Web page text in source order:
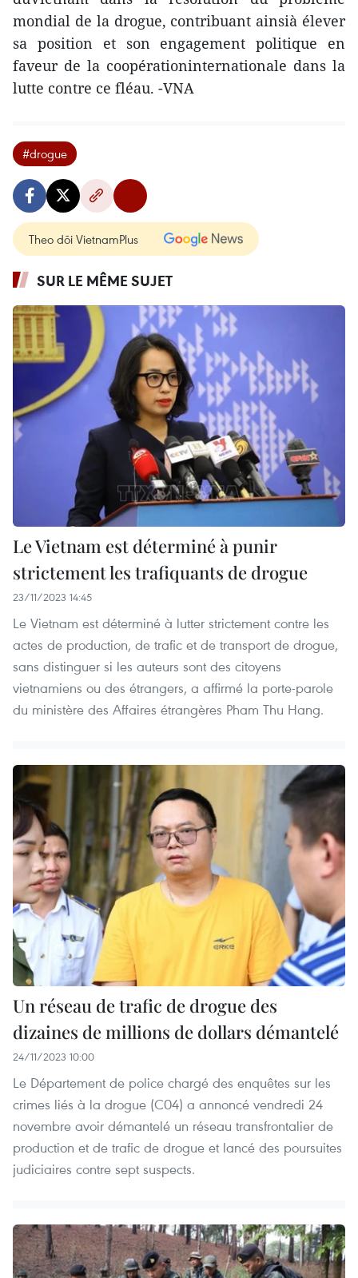
mondial de la drogue, contribuant ainsià élever
sa position et son engagement politique en
faveur de la coopérationinternationale dans la
lutte contre ce fléau. -VNA
#drogue
Theo dõi VietnamPlus
SUR LE MÊME SUJET
Le Vietnam est déterminé à punir
strictement les trafiquants de drogue
23/11/2023 14:45
Le Vietnam est déterminé à lutter strictement contre les
actes de production, de trafic et de transport de drogue,
sans distinguer si les auteurs sont des citoyens
vietnamiens ou des étrangers, a affirmé la porte-parole
du ministère des Affaires étrangères Pham Thu Hang.
Un réseau de trafic de drogue des
dizaines de millions de dollars démantelé
24/11/2023 10:00
Le Département de police chargé des enquêtes sur les
crimes liés à la drogue (C04) a annoncé vendredi 24
novembre avoir démantelé un réseau transfrontalier de
production et de trafic de drogue et lancé des poursuites
judiciaires contre sept suspects.